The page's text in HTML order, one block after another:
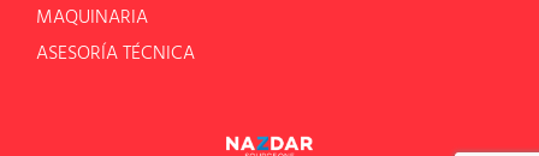
MAQUINARIA
ASESORÍA TÉCNICA